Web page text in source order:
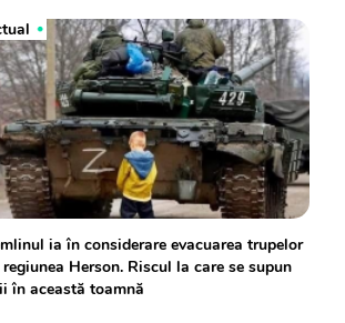
ia în considerare evacuarea trupelor
Herson. Riscul la care se supun
în această toamnă